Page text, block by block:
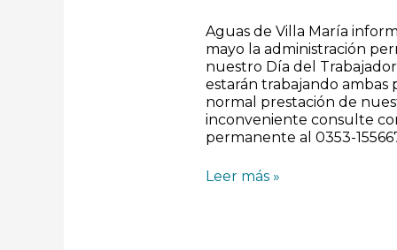
Aguas de Villa María
mayo la administración
nuestro Día del
estarán trabajando ambas
normal prestación de
inconveniente consulte
permanente al 0353-
Leer más »